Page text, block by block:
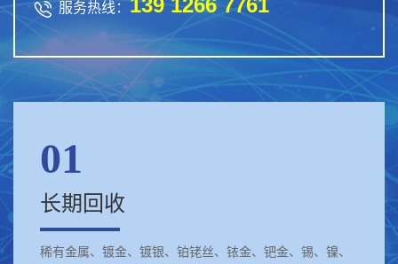
 服务热线：
01
长期回收
稀有金属、镀金、镀银、铂铑丝、铱金、钯金、锡、镍、